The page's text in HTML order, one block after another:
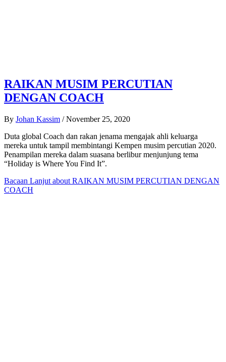
RAIKAN MUSIM PERCUTIAN
DENGAN COACH
By Johan Kassim / November 25, 2020
Duta global Coach dan rakan jenama mengajak ahli keluarga
mereka untuk tampil membintangi Kempen musim percutian 2020.
Penampilan mereka dalam suasana berlibur menjunjung tema
“Holiday is Where You Find It”.
Bacaan Lanjut about RAIKAN MUSIM PERCUTIAN DENGAN
COACH